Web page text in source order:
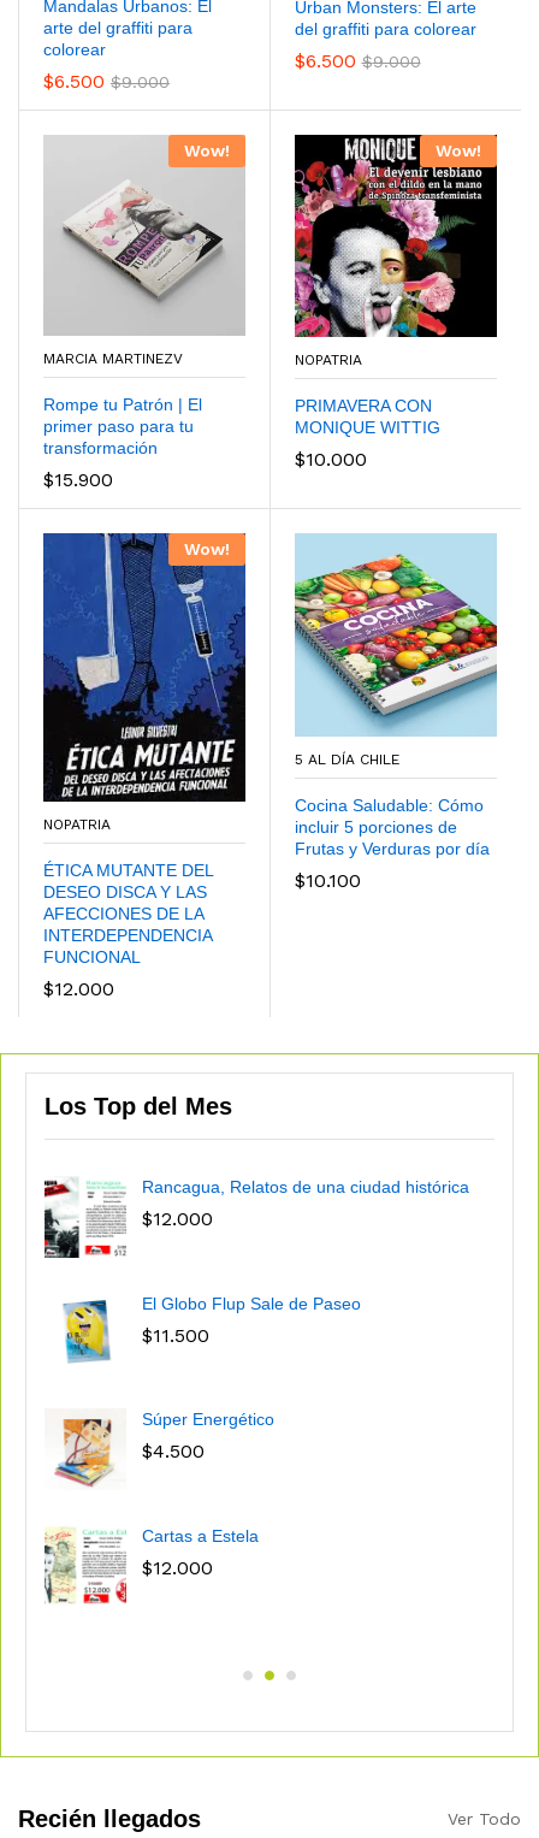
Mandalas Urbanos: El
arte del graffiti para
colorear
$6.500 $9.000
Urban Monsters: El arte
del graffiti para colorear
$6.500 $9.000
Wow!
MARCIA MARTINEZV
Rompe tu Patrón | El
primer paso para tu
transformación
$15.900
Wow!
NOPATRIA
PRIMAVERA CON
MONIQUE WITTIG
$10.000
Wow!
NOPATRIA
ÉTICA MUTANTE DEL
DESEO DISCA Y LAS
AFECCIONES DE LA
INTERDEPENDENCIA
FUNCIONAL
$12.000
5 AL DÍA CHILE
Cocina Saludable: Cómo
incluir 5 porciones de
Frutas y Verduras por día
$10.100
Los Top del Mes
Rancagua, Relatos de una ciudad histórica
$12.000
El Globo Flup Sale de Paseo
$11.500
Súper Energético
$4.500
Cartas a Estela
$12.000
Recién llegados Ver Todo